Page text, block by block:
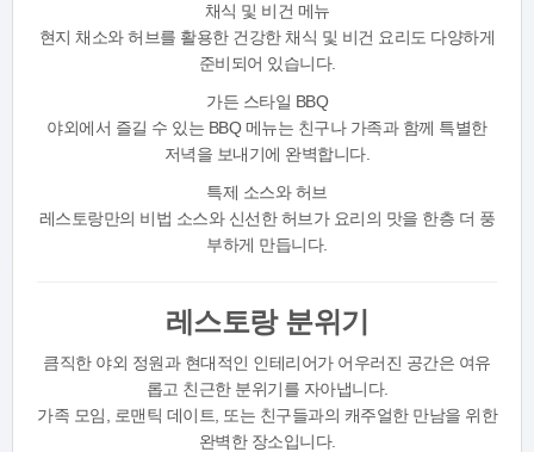
채식 및 비건 메뉴
현지 채소와 허브를 활용한 건강한 채식 및 비건 요리도 다양하게
준비되어 있습니다.
가든 스타일 BBQ
야외에서 즐길 수 있는 BBQ 메뉴는 친구나 가족과 함께 특별한
저녁을 보내기에 완벽합니다.
특제 소스와 허브
레스토랑만의 비법 소스와 신선한 허브가 요리의 맛을 한층 더 풍
부하게 만듭니다.
레스토랑 분위기
큼직한 야외 정원과 현대적인 인테리어가 어우러진 공간은 여유
롭고 친근한 분위기를 자아냅니다.
가족 모임, 로맨틱 데이트, 또는 친구들과의 캐주얼한 만남을 위한
완벽한 장소입니다.